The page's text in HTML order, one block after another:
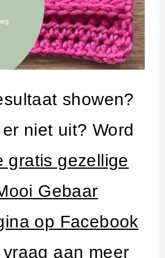
showen?
niet uit? Word
gratis gezellige
Gebaar
op Facebook
aan meer